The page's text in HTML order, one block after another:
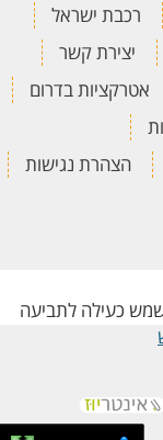
רכבת ישראל
יצירת קשר
אטרקציות בדרום
הצהרת נגישות
כעילה לתביעה